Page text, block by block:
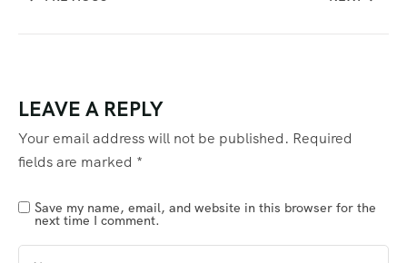
LEAVE A REPLY
Your email address will not be published. Required
fields are marked *
Save my name, email, and website in this browser for the
next time I comment.